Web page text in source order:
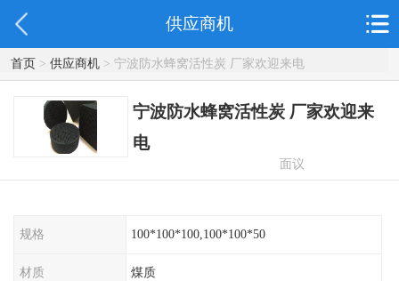
供应商机
首页> 供应商机> 宁波防水蜂窝活性炭 厂家欢迎来电
宁波防水蜂窝活性炭 厂家欢迎来
电
面议
规格 100*100*100,100*100*50
材质 煤质